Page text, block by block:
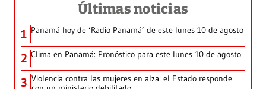
Últimas noticias
1 Panamá hoy de ‘Radio Panamá’ de este lunes 10 de agosto
2 Clima en Panamá: Pronóstico para este lunes 10 de agosto
3 Violencia contra las mujeres en alza: el Estado responde